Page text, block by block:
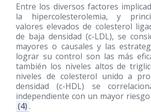
Entre los diversos factores
la hipercolesterolemia, y
valores elevados de colesterol
de baja densidad (c-LDL), se
mayores o causales y las
lograr su control son las más
también los niveles altos de
niveles de colesterol unido a
densidad (c-HDL) se
independiente con un mayor
(4) .